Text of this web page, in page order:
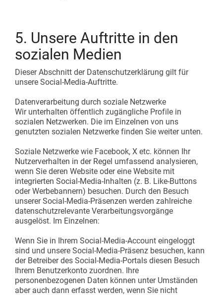
5. Unsere Auftritte in den
sozialen Medien
Dieser Abschnitt der Datenschutzerklärung gilt für
unsere Social-Media-Auftritte.
Datenverarbeitung durch soziale Netzwerke
Wir unterhalten öffentlich zugängliche Profile in
sozialen Netzwerken. Die im Einzelnen von uns
genutzten sozialen Netzwerke finden Sie weiter unten.
Soziale Netzwerke wie Facebook, X etc. können Ihr
Nutzerverhalten in der Regel umfassend analysieren,
wenn Sie deren Website oder eine Website mit
integrierten Social-Media-Inhalten (z. B. Like-Buttons
oder Werbebannern) besuchen. Durch den Besuch
unserer Social-Media-Präsenzen werden zahlreiche
datenschutzrelevante Verarbeitungsvorgänge
ausgelöst. Im Einzelnen:
Wenn Sie in Ihrem Social-Media-Account eingeloggt
sind und unsere Social-Media-Präsenz besuchen, kann
der Betreiber des Social-Media-Portals diesen Besuch
Ihrem Benutzerkonto zuordnen. Ihre
personenbezogenen Daten können unter Umständen
aber auch dann erfasst werden, wenn Sie nicht